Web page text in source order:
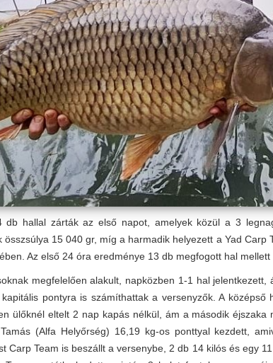
db hallal zárták az első napot, amelyek közül a 3
összsúlya 15 040 gr, míg a harmadik helyezett a Yad
Az első 24 óra eredménye 13 db megfogott hal mellett
megfelelően alakult, napközben 1-1 hal
pontyra is számíthattak a versenyzők. A
ülőknél eltelt 2 nap kapás nélkül, ám a második
(Alfa Helyőrség) 16,19 kg-os ponttyal kezdett,
Carp Team is beszállt a versenybe, 2 db 14 kilós és egy